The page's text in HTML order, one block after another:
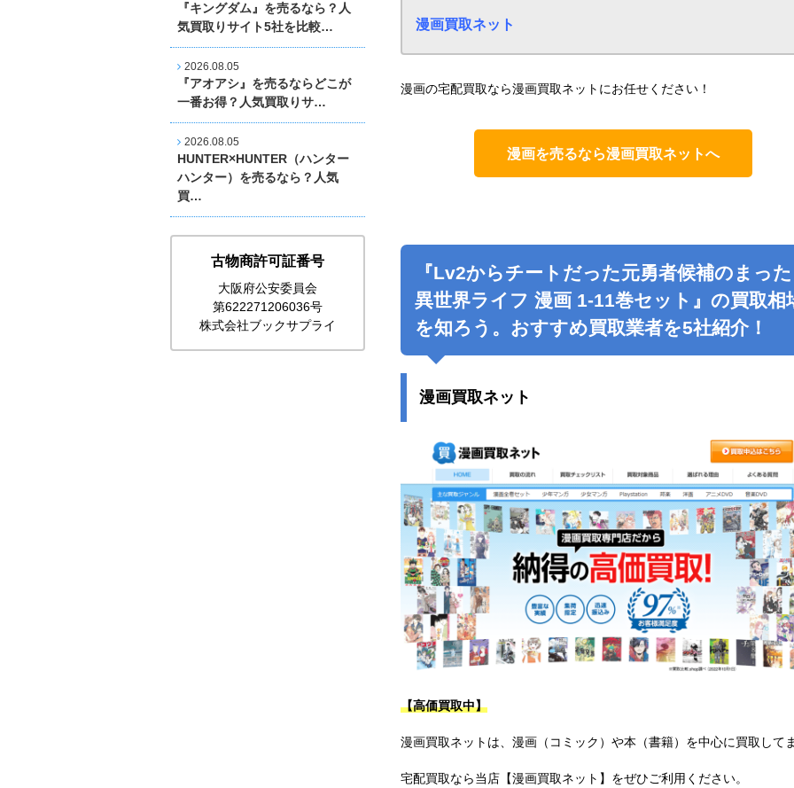
漫画買取ネット
漫画の宅配買取なら漫画買取ネットにお任せください！
漫画を売るなら漫画買取ネットへ
『Lv2からチートだった元勇者候補のまっ
異世界ライフ 漫画 1-11巻セット』の買取相
を知ろう。おすすめ買取業者を5社紹介！
漫画買取ネット
【高価買取中】
漫画買取ネットは、漫画（コミック）や本（書籍）を中心に買取して
宅配買取なら当店【漫画買取ネット】をぜひご利用ください。
『キングダム』を売るなら？人
気買取りサイト5社を比較…
2026.08.05
『アオアシ』を売るならどこが
一番お得？人気買取りサ…
2026.08.05
HUNTER×HUNTER（ハンター
ハンター）を売るなら？人気
買…
古物商許可証番号
大阪府公安委員会
第622271206036号
株式会社ブックサプライ